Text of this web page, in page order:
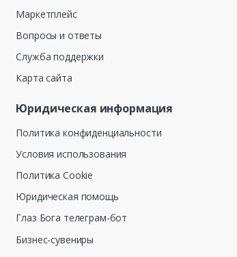
Маркетплейс
Вопросы и ответы
Служба поддержки
Карта сайта
Юридическая информация
Политика конфиденциальности
Условия использования
Политика Cookie
Юридическая помощь
Глаз Бога телеграм-бот
Бизнес-сувениры